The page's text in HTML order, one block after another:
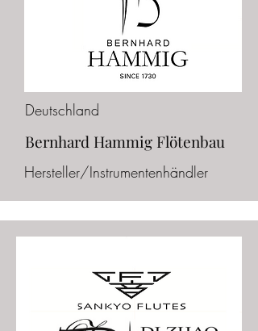
Deutschland
Bernhard Hammig Flötenbau
Hersteller/Instrumentenhändler